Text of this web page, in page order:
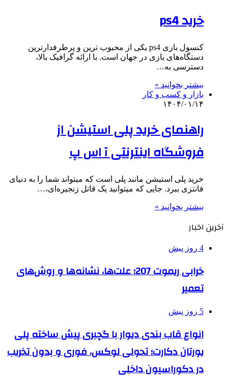
خرید ps4
کنسول بازی ps4 یکی از محبوب ‌ترین و پرطرفدارترین
دستگاه‌های بازی در جهان است. با ارائه گرافیک بالا،
دسترسی به…
بیشتر بخوانید »
بازار و کسب و کار
۱۴۰۴/۰۱/۱۴
راهنمای خرید پلی استیشن از
فروشگاه اینترنتی آ اس پ
خرید پلی استیشن مانند پلی است که می‎تواند شما را به دنیای
فانتزی ببرد. جایی که می‎توانید یک قاتل زنجیره‌ای،…
بیشتر بخوانید »
آخرین اخبار
4 روز پیش
خرابی ریموت 207؛ علت‌ها، نشانه‌ها و روش‌های
تعمیر
5 روز پیش
انواع قاب بندی دیوار با گچبری پیش ساخته پلی
یورتان دکارت؛ تحولی لوکس، فوری و بدون تخریب
در دکوراسیون داخلی